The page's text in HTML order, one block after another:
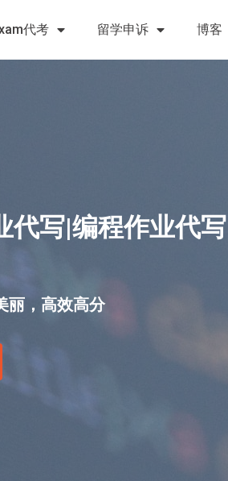
代考 留学申诉 博客
代写|编程作业代写
丽，高效高分